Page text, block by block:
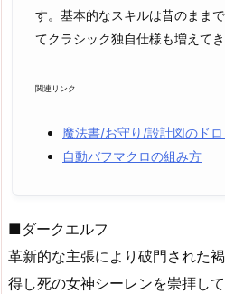
す。基本的なスキルは昔のまま
てクラシック独自仕様も増えてき
関連リンク
魔法書/お守り/設計図のド
自動バフマクロの組み方
■ダークエルフ
革新的な主張により破門された
得し死の女神シーレンを崇拝し